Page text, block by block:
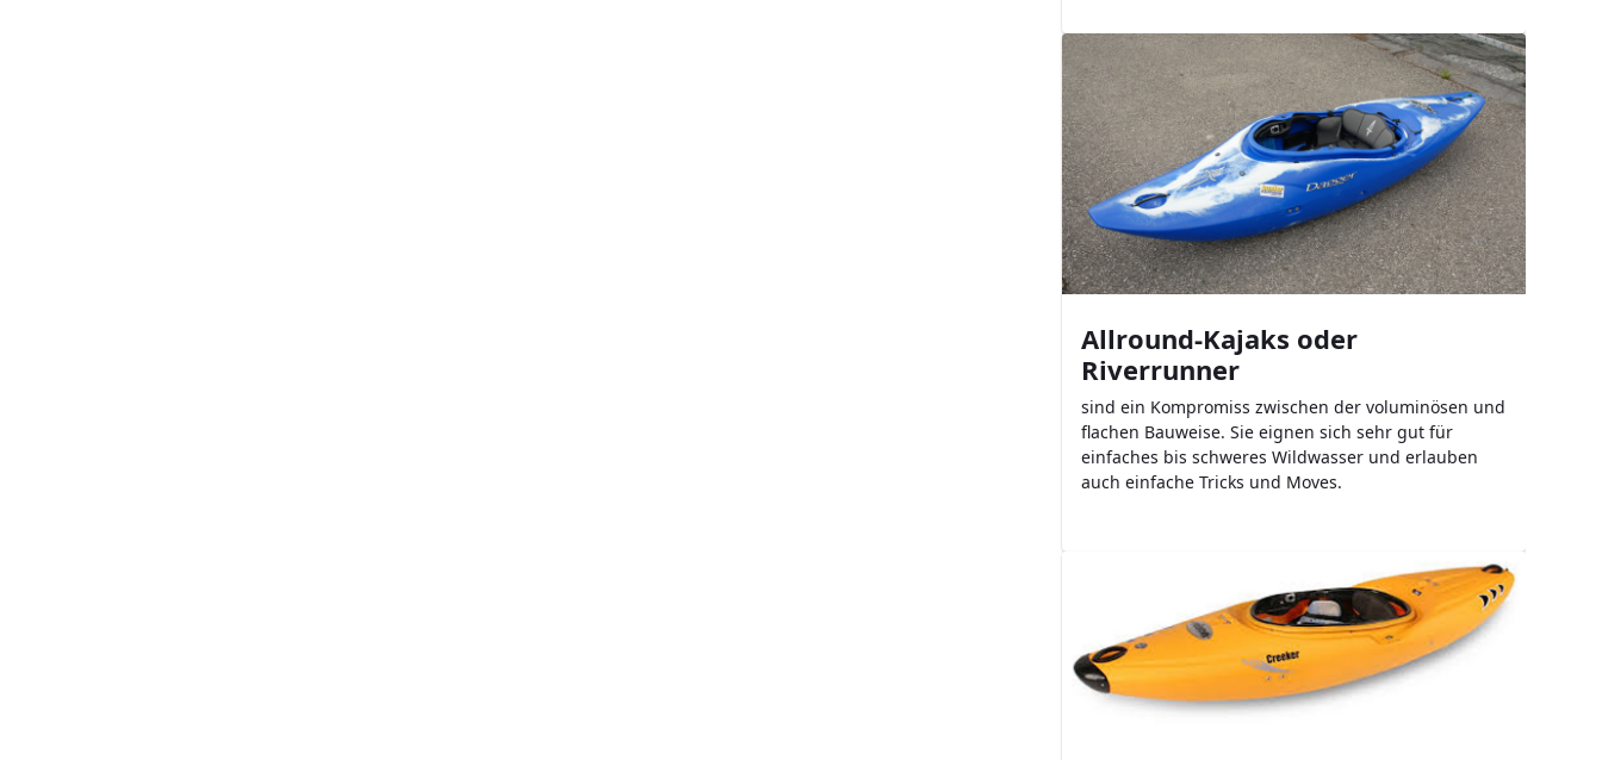
Allround-Kajaks oder
Riverrunner
sind ein Kompromiss zwischen der voluminösen und
flachen Bauweise. Sie eignen sich sehr gut für
einfaches bis schweres Wildwasser und erlauben
auch einfache Tricks und Moves.